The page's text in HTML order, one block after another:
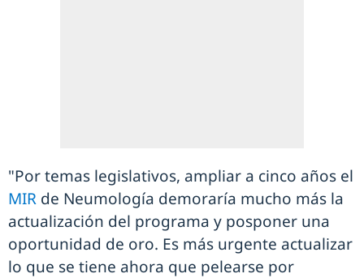
"Por temas legislativos, ampliar a cinco años el
MIR de Neumología demoraría mucho más la
actualización del programa y posponer una
oportunidad de oro. Es más urgente actualizar
lo que se tiene ahora que pelearse por